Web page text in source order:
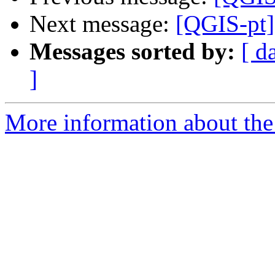
Next message: [QGIS-
Messages sorted by: [
]
More information about